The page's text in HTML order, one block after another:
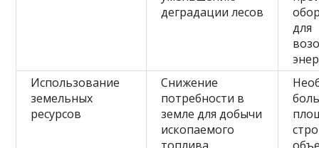
деградации лесов
для
Использование
земельных
ресурсов
Снижение
потребности в
земле для добычи
ископаемого